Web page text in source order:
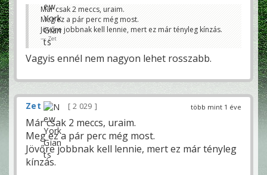
Már csak 2 meccs, uraim.
Meg ez a pár perc még most.
Jövőre jobbnak kell lennie, mert ez már tényleg kínzás.
Zet
Vagyis ennél nem nagyon lehet rosszabb.
több mint 1 éve
Zet 2 029
Már csak 2 meccs, uraim.
Meg ez a pár perc még most.
Jövőre jobbnak kell lennie, mert ez már tényleg
kínzás.